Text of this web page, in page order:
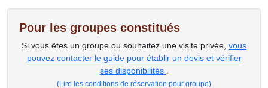
Pour les groupes constitués
Si vous êtes un groupe ou souhaitez une visite privée, vous
pouvez contacter le guide pour établir un devis et vérifier
ses disponibilités
(Lire les conditions de réservation pour groupe)